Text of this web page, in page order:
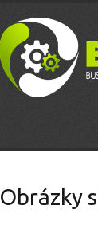
Obrázky